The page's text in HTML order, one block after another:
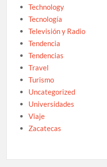
Technology
Tecnología
Televisión y Radio
Tendencia
Tendencias
Travel
Turismo
Uncategorized
Universidades
Viaje
Zacatecas